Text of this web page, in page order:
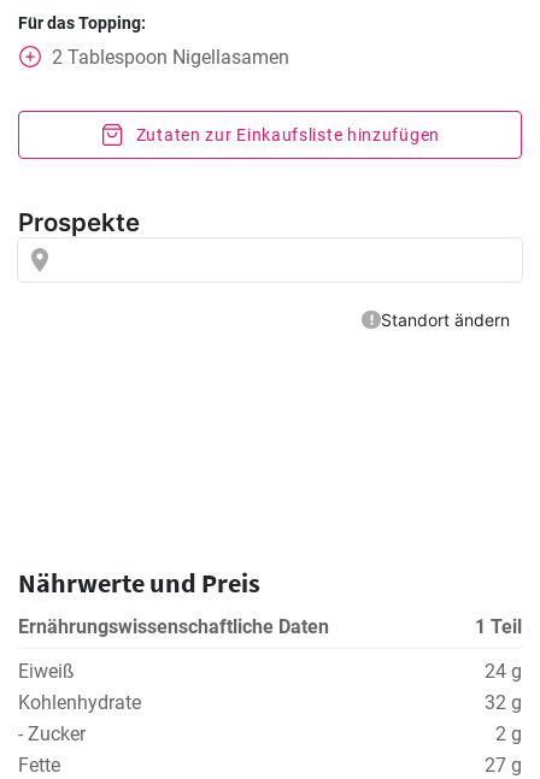
Für das Topping:
2 Tablespoon Nigellasamen
Zutaten zur Einkaufsliste hinzufügen
Nährwerte und Preis
Ernährungswissenschaftliche Daten
1 Teil
Eiweiß
24 g
Kohlenhydrate
32 g
- Zucker
2 g
Fette
27 g